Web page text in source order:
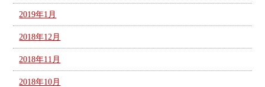
2019年1月
2018年12月
2018年11月
2018年10月